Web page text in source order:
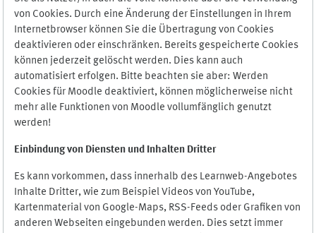
von Cookies. Durch eine Änderung der Einstellungen in Ihrem
Internetbrowser können Sie die Übertragung von Cookies
deaktivieren oder einschränken. Bereits gespeicherte Cookies
können jederzeit gelöscht werden. Dies kann auch
automatisiert erfolgen. Bitte beachten sie aber: Werden
Cookies für Moodle deaktiviert, können möglicherweise nicht
mehr alle Funktionen von Moodle vollumfänglich genutzt
werden!
Einbindung von Diensten und Inhalten Dritter
Es kann vorkommen, dass innerhalb des Learnweb-Angebotes
Inhalte Dritter, wie zum Beispiel Videos von YouTube,
Kartenmaterial von Google-Maps, RSS-Feeds oder Grafiken von
anderen Webseiten eingebunden werden. Dies setzt immer